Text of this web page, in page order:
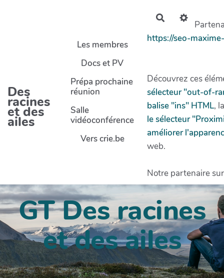
Des
racines
et des
ailes
Les membres
Docs et PV
Prépa prochaine
réunion
Salle
vidéoconférence
Vers crie.be
Rechercher
https://seo-
Découvrez ces
sélecteur "out-of-
balise "ins" HTML, la
le sélecteur
améliorer
web.
Notre partenaire
GT Des racines
et des ailes